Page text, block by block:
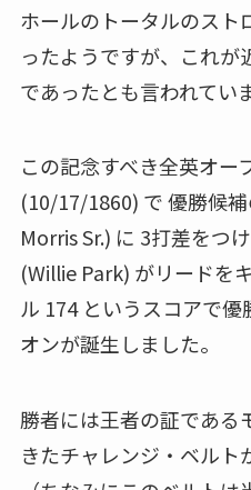
ホールのトータルのスト
ったようですが、これが
であったとも言われてい
この記念すべき全英オー
(10/17/1860) で 優勝候
Morris Sr.) に 3打差をつ
(Willie Park) がリードを
ル 174 というスコアで
オンが誕生しました。
勝者には王者の証である
きたチャレンジ・ベルト